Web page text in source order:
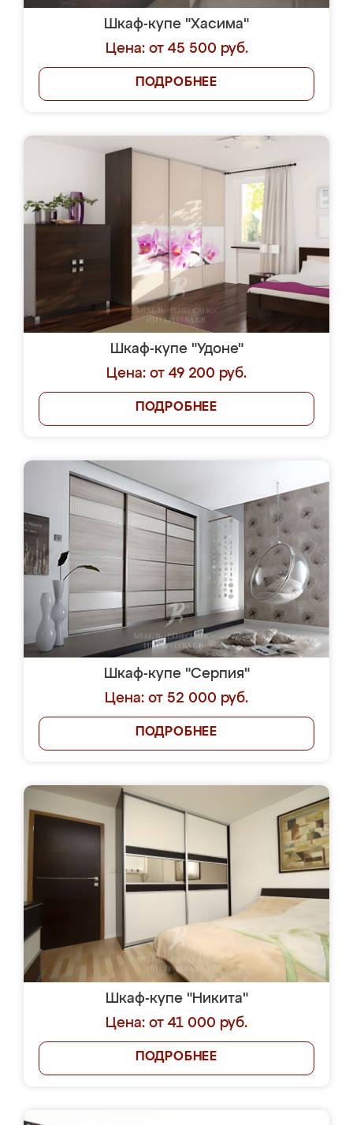
Шкаф-купе "Хасима"
Цена: от 45 500 руб.
ПОДРОБНЕЕ
Шкаф-купе "Удоне"
Цена: от 49 200 руб.
ПОДРОБНЕЕ
Шкаф-купе "Серпия"
Цена: от 52 000 руб.
ПОДРОБНЕЕ
Шкаф-купе "Никита"
Цена: от 41 000 руб.
ПОДРОБНЕЕ